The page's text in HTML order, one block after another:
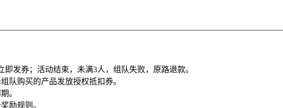
发券；活动结束，未满3人，组队失败，原路退款。
队购买的产品发放授权抵扣券。
。
励规则。